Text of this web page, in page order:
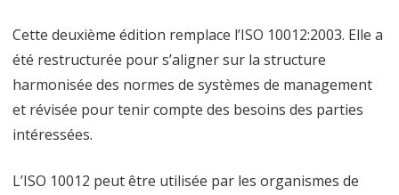
Cette deuxième édition remplace l’ISO 10012:2003. Elle a
été restructurée pour s’aligner sur la structure
harmonisée des normes de systèmes de management
et révisée pour tenir compte des besoins des parties
intéressées.
L’ISO 10012 peut être utilisée par les organismes de